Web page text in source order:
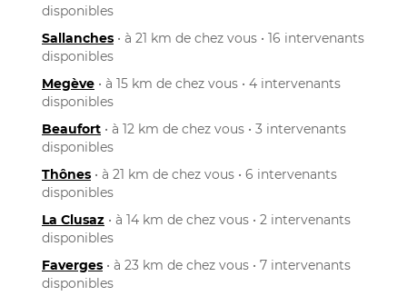
disponibles
Sallanches • à 21 km de chez vous • 16 intervenants
disponibles
Megève • à 15 km de chez vous • 4 intervenants
disponibles
Beaufort • à 12 km de chez vous • 3 intervenants
disponibles
Thônes • à 21 km de chez vous • 6 intervenants
disponibles
La Clusaz • à 14 km de chez vous • 2 intervenants
disponibles
Faverges • à 23 km de chez vous • 7 intervenants
disponibles